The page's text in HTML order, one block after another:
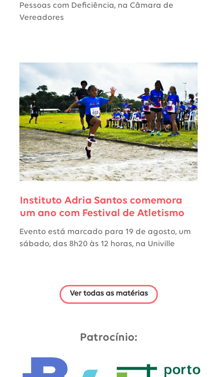
Pessoas com Deficiência, na Câmara de
Vereadores
Instituto Adria Santos comemora
um ano com Festival de Atletismo
Evento está marcado para 19 de agosto, um
sábado, das 8h20 às 12 horas, na Univille
Ver todas as matérias
Patrocínio: